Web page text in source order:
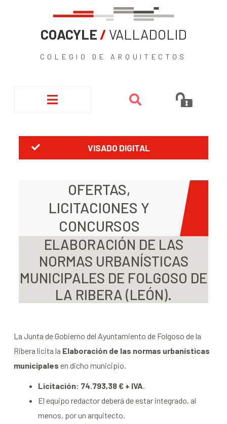
COACYLE / VALLADOLID
COLEGIO DE ARQUITECTOS
VISADO DIGITAL
OFERTAS,
LICITACIONES Y
CONCURSOS
ELABORACIÓN DE LAS
NORMAS URBANÍSTICAS
MUNICIPALES DE FOLGOSO DE
LA RIBERA (LEÓN).
La Junta de Gobierno del Ayuntamiento de Folgoso de la
Ribera licita la Elaboración de las normas urbanísticas
municipales en dicho municipio.
Licitación: 74.793,38 € + IVA.
El equipo redactor deberá de estar integrado, al
menos, por un arquitecto.